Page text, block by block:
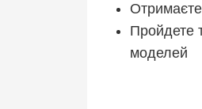
Пройдете
моделей